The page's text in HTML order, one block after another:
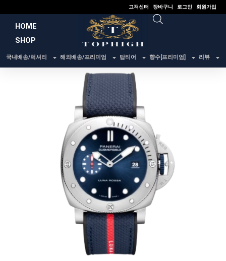
건
너
고객센터 장바구니 로그인 회원가입
HOME
SHOP
국내배송/럭셔리 해외배송/프리미엄 탑티어 향수[프리미엄] 리뷰